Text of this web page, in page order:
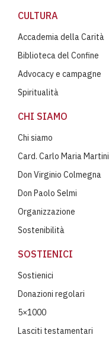
CULTURA
Accademia della Carità
Biblioteca del Confine
Advocacy e campagne
Spiritualità
CHI SIAMO
Chi siamo
Card. Carlo Maria Martini
Don Virginio Colmegna
Don Paolo Selmi
Organizzazione
Sostenibilità
SOSTIENICI
Sostienici
Donazioni regolari
5×1000
Lasciti testamentari